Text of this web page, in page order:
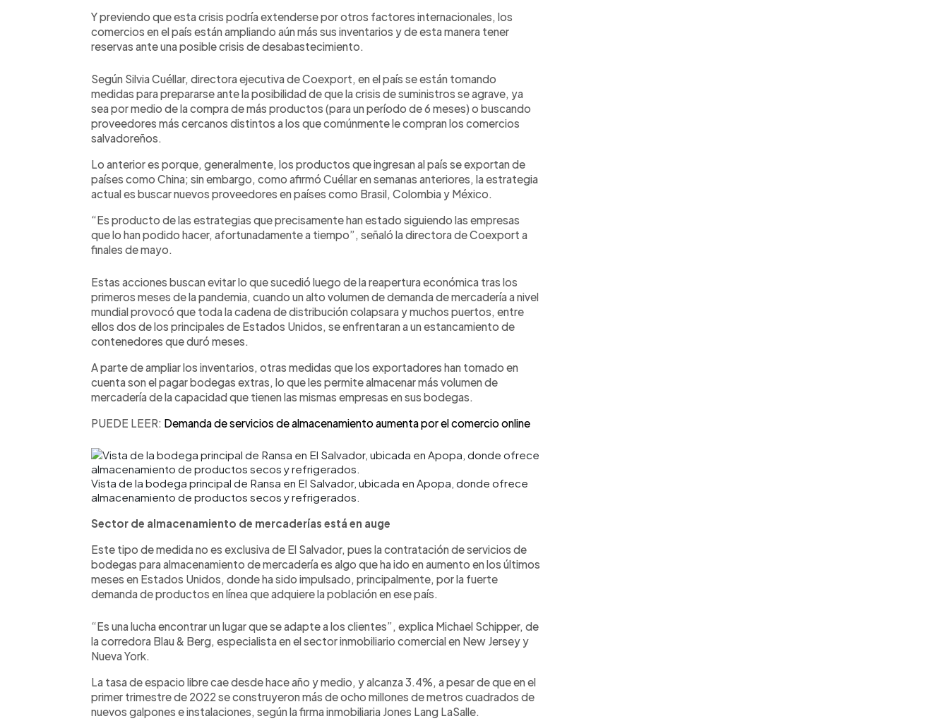
Y previendo que esta crisis podría extenderse por otros factores internacionales, los
comercios en el país están ampliando aún más sus inventarios y de esta manera tener
reservas ante una posible crisis de desabastecimiento.
Según Silvia Cuéllar, directora ejecutiva de Coexport, en el país se están tomando
medidas para prepararse ante la posibilidad de que la crisis de suministros se agrave, ya
sea por medio de la compra de más productos (para un período de 6 meses) o buscando
proveedores más cercanos distintos a los que comúnmente le compran los comercios
salvadoreños.
Lo anterior es porque, generalmente, los productos que ingresan al país se exportan de
países como China; sin embargo, como afirmó Cuéllar en semanas anteriores, la estrategia
actual es buscar nuevos proveedores en países como Brasil, Colombia y México.
“Es producto de las estrategias que precisamente han estado siguiendo las empresas
que lo han podido hacer, afortunadamente a tiempo”, señaló la directora de Coexport a
finales de mayo.
Estas acciones buscan evitar lo que sucedió luego de la reapertura económica tras los
primeros meses de la pandemia, cuando un alto volumen de demanda de mercadería a nivel
mundial provocó que toda la cadena de distribución colapsara y muchos puertos, entre
ellos dos de los principales de Estados Unidos, se enfrentaran a un estancamiento de
contenedores que duró meses.
A parte de ampliar los inventarios, otras medidas que los exportadores han tomado en
cuenta son el pagar bodegas extras, lo que les permite almacenar más volumen de
mercadería de la capacidad que tienen las mismas empresas en sus bodegas.
PUEDE LEER: Demanda de servicios de almacenamiento aumenta por el comercio online
Vista de la bodega principal de Ransa en El Salvador, ubicada en Apopa, donde ofrece
almacenamiento de productos secos y refrigerados.
Sector de almacenamiento de mercaderías está en auge
Este tipo de medida no es exclusiva de El Salvador, pues la contratación de servicios de
bodegas para almacenamiento de mercadería es algo que ha ido en aumento en los últimos
meses en Estados Unidos, donde ha sido impulsado, principalmente, por la fuerte
demanda de productos en línea que adquiere la población en ese país.
“Es una lucha encontrar un lugar que se adapte a los clientes”, explica Michael Schipper, de
la corredora Blau & Berg, especialista en el sector inmobiliario comercial en New Jersey y
Nueva York.
La tasa de espacio libre cae desde hace año y medio, y alcanza 3.4%, a pesar de que en el
primer trimestre de 2022 se construyeron más de ocho millones de metros cuadrados de
nuevos galpones e instalaciones, según la firma inmobiliaria Jones Lang LaSalle.